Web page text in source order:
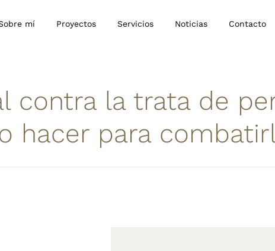
mí Proyectos Servicios Noticias Contacto
contra la trata de
hacer para